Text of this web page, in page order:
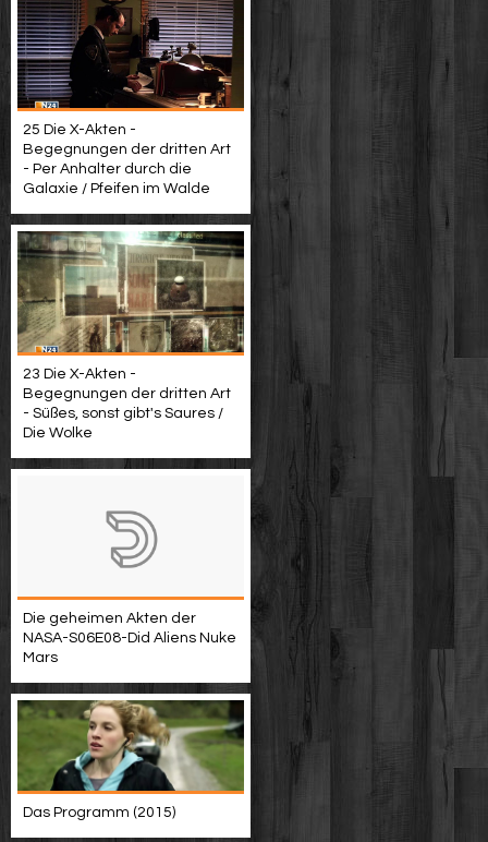
25 Die X-Akten -
Begegnungen der dritten Art
- Per Anhalter durch die
Galaxie / Pfeifen im Walde
23 Die X-Akten -
Begegnungen der dritten Art
- Süßes, sonst gibt's Saures /
Die Wolke
Die geheimen Akten der
NASA-S06E08-Did Aliens Nuke
Mars
Das Programm (2015)